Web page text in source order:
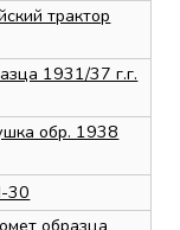
трактор
1931/37 г.г.
обр. 1938
30